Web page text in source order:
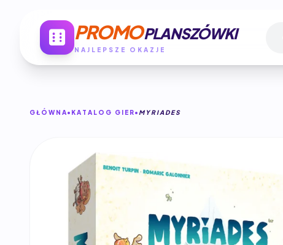
PROMOPLANSZÓWKI
NAJLEPSZE OKAZJE
GŁÓWNA KATALOG GIER MYRIADES